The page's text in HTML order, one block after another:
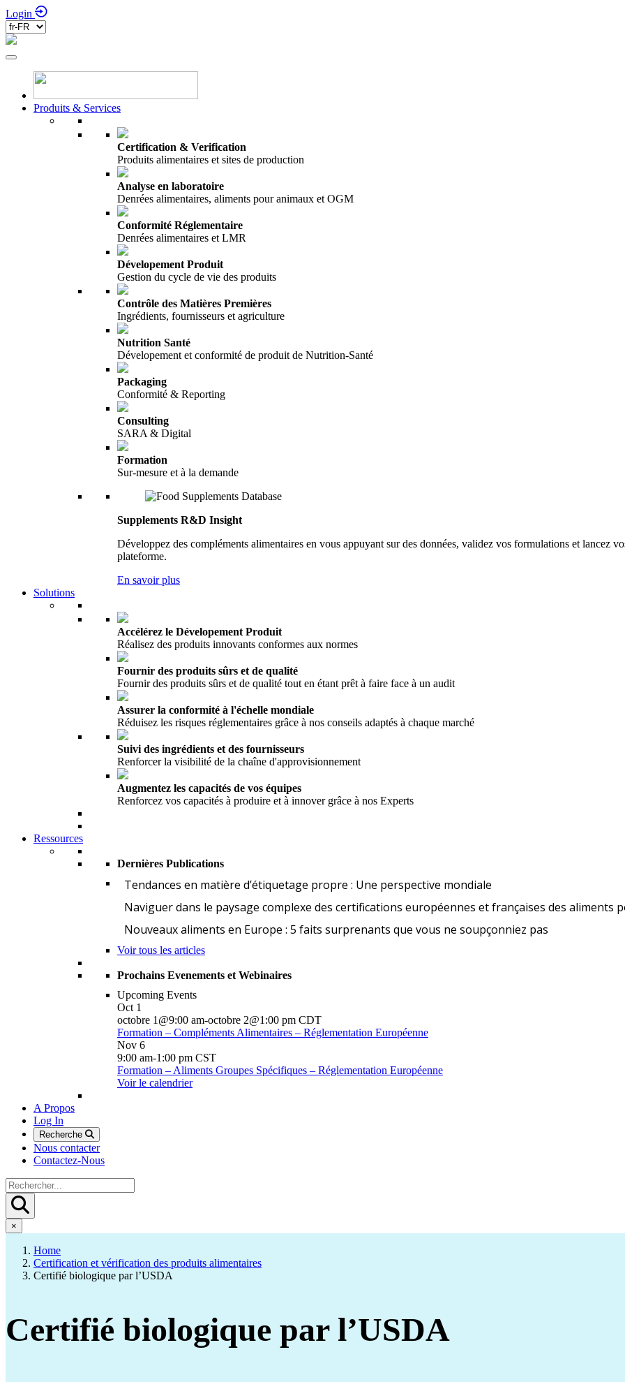
Login
Produits & Services
Certification & Verification
Produits alimentaires et sites de production
Analyse en laboratoire
Denrées alimentaires, aliments pour animaux et OGM
Conformité Réglementaire
Denrées alimentaires et LMR
Dévelopement Produit
Gestion du cycle de vie des produits
Contrôle des Matières Premières
Ingrédients, fournisseurs et agriculture
Nutrition Santé
Dévelopement et conformité de produit de Nutrition-Santé
Packaging
Conformité & Reporting
Consulting
SARA & Digital
Formation
Sur-mesure et à la demande
Supplements R&D Insight
Développez des compléments alimentaires en vous appuyant sur des données, validez vos formulations et lancez
plateforme.
En savoir plus
Solutions
Accélérez le Dévelopement Produit
Réalisez des produits innovants conformes aux normes
Fournir des produits sûrs et de qualité
Fournir des produits sûrs et de qualité tout en étant prêt à faire face à un audit
Assurer la conformité à l'échelle mondiale
Réduisez les risques réglementaires grâce à nos conseils adaptés à chaque marché
Suivi des ingrédients et des fournisseurs
Renforcer la visibilité de la chaîne d'approvisionnement
Augmentez les capacités de vos équipes
Renforcez vos capacités à produire et à innover grâce à nos Experts
Ressources
Dernières Publications
Tendances en matière d’étiquetage propre : Une perspective mondiale
Naviguer dans le paysage complexe des certifications européennes et françaises des aliments
Nouveaux aliments en Europe : 5 faits surprenants que vous ne soupçonniez pas
Voir tous les articles
Prochains Evenements et Webinaires
Upcoming Events
Oct 1
octobre 1@9:00 am-octobre 2@1:00 pm CDT
Formation – Compléments Alimentaires – Réglementation Européenne
Nov 6
9:00 am-1:00 pm CST
Formation – Aliments Groupes Spécifiques – Réglementation Européenne
Voir le calendrier
A Propos
Log In
Recherche
Nous contacter
Contactez-Nous
×
Home
Certification et vérification des produits alimentaires
Certifié biologique par l’USDA
Certifié biologique par l’USDA